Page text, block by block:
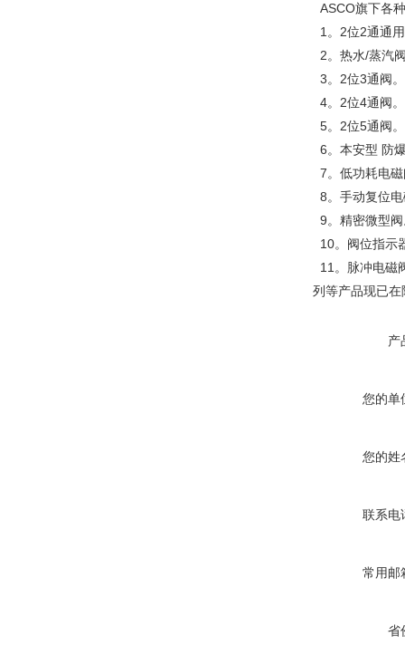
ASCO旗下各
1。2位2通通
2。热水/蒸汽
3。2位3通阀
4。2位4通阀
5。2位5通阀
6。本安型 防
7。低功耗电
8。手动复位
9。精密微型
10。阀位指
11。脉冲电磁
列等产品现已
产
您的单
您的姓
联系电
常用邮
省